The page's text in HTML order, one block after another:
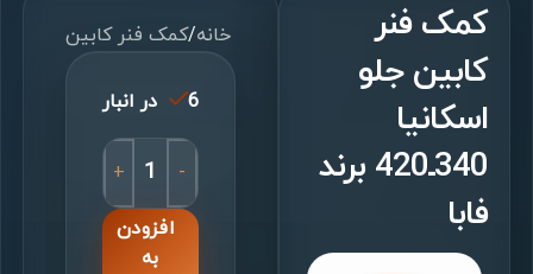
کمک فنر
کابین جلو
اسكانیا
340ـ420 برند
فابا
خانه/کمک فنر کابین
6 در انبار
-
+
افزودن
به